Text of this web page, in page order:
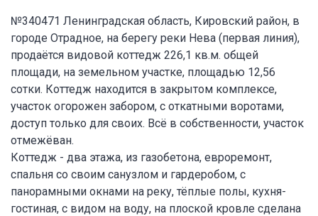
№340471 Ленинградская область, Кировский район, в
городе Отрадное, на берегу реки Нева (первая линия),
продаётся видовой коттедж 226,1 кв.м. общей
площади, на земельном участке, площадью 12,56
сотки. Коттедж находится в закрытом комплексе,
участок огорожен забором, с откатными воротами,
доступ только для своих. Всё в собственности, участок
отмежёван.
Коттедж - два этажа, из газобетона, евроремонт,
спальня со своим санузлом и гардеробом, с
панорамными окнами на реку, тёплые полы, кухня-
гостиная, с видом на воду, на плоской кровле сделана